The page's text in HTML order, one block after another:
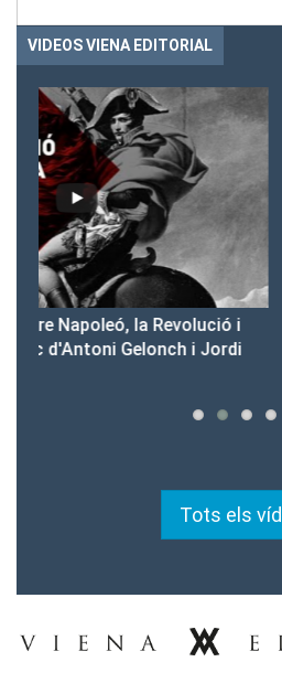
VIDEOS VIENA EDITORIAL
Presentació del Club Victòria